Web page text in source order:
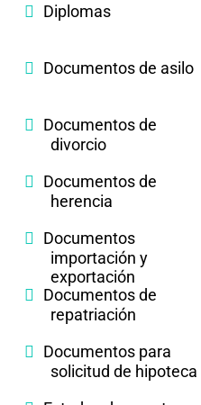
Diplomas
Documentos de asilo
Documentos de
divorcio
Documentos de
herencia
Documentos
importación y
exportación
Documentos de
repatriación
Documentos para
solicitud de hipoteca